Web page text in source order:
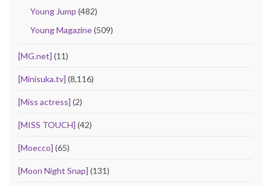
Young Jump (482)
Young Magazine(509)
[MG.net] (11)
[Minisuka.tv] (8,116)
[Miss actress] (2)
[MISS TOUCH] (42)
[Moecco] (65)
[Moon Night Snap] (131)